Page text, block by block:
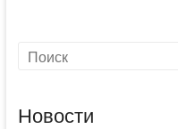
Новости